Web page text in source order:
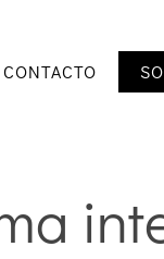
CONTACTO